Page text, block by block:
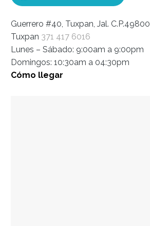
Guerrero #40, Tuxpan, Jal. C.P.49800
Tuxpan 371 417 6016
Lunes – Sábado: 9:00am a 9:00pm
Domingos: 10:30am a 04:30pm
Cómo llegar